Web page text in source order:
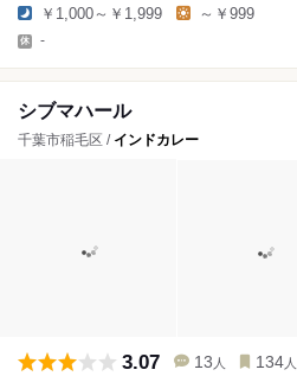
￥1,000～￥1,999 ～￥999
-
シブマハール
千葉市稲毛区 / インドカレー
3.07 13 人 134 人